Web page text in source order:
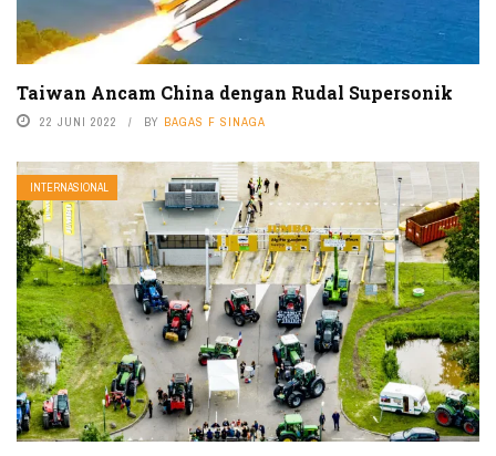
Taiwan Ancam China dengan Rudal Supersonik
22 JUNI 2022 BY BAGAS F SINAGA
INTERNASIONAL